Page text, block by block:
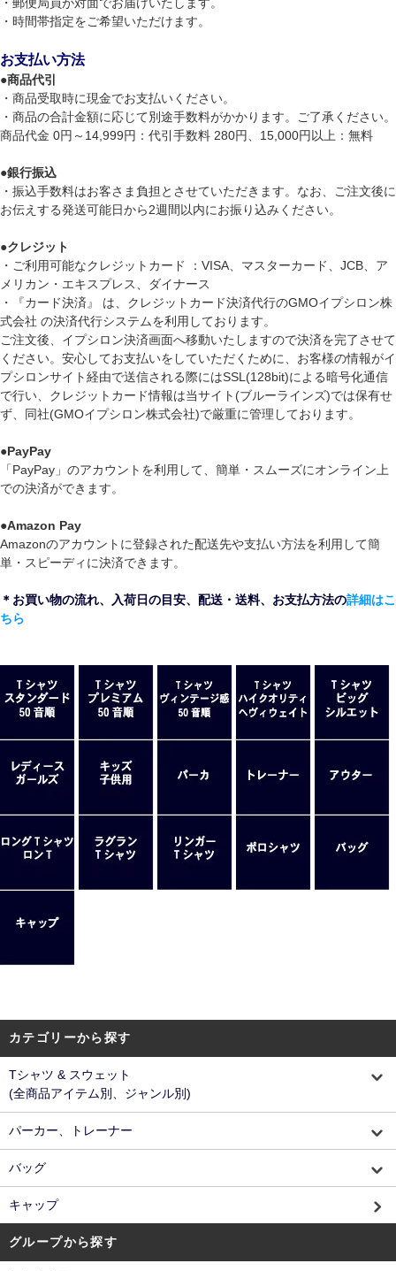
・郵便局員が対面でお届けいたします。
・時間帯指定をご希望いただけます。
お支払い方法
●商品代引
・商品受取時に現金でお支払いください。
・商品の合計金額に応じて別途手数料がかかります。ご了承ください。
商品代金 0円～14,999円：代引手数料 280円、15,000円以上：無料
●銀行振込
・振込手数料はお客さま負担とさせていただきます。なお、ご注文後に
お伝えする発送可能日から2週間以内にお振り込みください。
●クレジット
・ご利用可能なクレジットカード ：VISA、マスターカード、JCB、ア
メリカン・エキスプレス、ダイナース
・『カード決済』 は、クレジットカード決済代行のGMOイプシロン株
式会社 の決済代行システムを利用しております。
ご注文後、イプシロン決済画面へ移動いたしますので決済を完了させて
ください。安心してお支払いをしていただくために、お客様の情報がイ
プシロンサイト経由で送信される際にはSSL(128bit)による暗号化通信
で行い、クレジットカード情報は当サイト(ブルーラインズ)では保有せ
ず、同社(GMOイプシロン株式会社)で厳重に管理しております。
●PayPay
「PayPay」のアカウントを利用して、簡単・スムーズにオンライン上
での決済ができます。
●Amazon Pay
Amazonのアカウントに登録された配送先や支払い方法を利用して簡
単・スピーディに決済できます。
＊お買い物の流れ、入荷日の目安、配送・送料、お支払方法の詳細はこ
ちら
カテゴリーから探す
Tシャツ & スウェット
(全商品アイテム別、ジャンル別)
パーカー、トレーナー
バッグ
キャップ
グループから探す